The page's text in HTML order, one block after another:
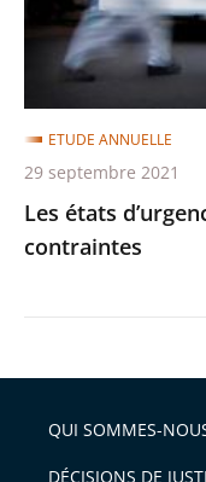
contraintes
Les états
contraintes
ETUDE ANNUELLE
29 septembre 2021
QUI SOMMES-
DÉCISIONS DE